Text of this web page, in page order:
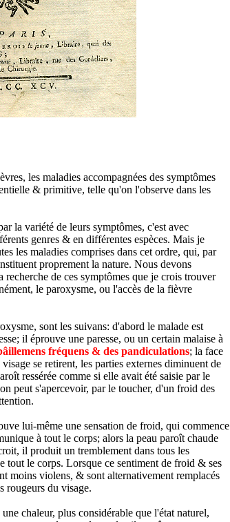
les maladies accompagnées des symptômes
& primitive, telle qu'on l'observe dans les
la variété de leurs symptômes, c'est avec
genres & en différentes espèces. Mais je
les maladies comprises dans cet ordre, qui, par
proprement la nature. Nous devons
de ces symptômes que je crois trouver
le paroxysme, ou l'accès de la fièvre
sont les suivans: d'abord le malade est
il éprouve une paresse, ou un certain malaise à
fréquens & des pandiculations; la face
se retirent, les parties externes diminuent de
ressérée comme si elle avait été saisie par le
peut s'apercevoir, par le toucher, d'un froid des
lui-même une sensation de froid, qui commence
à tout le corps; alors la peau paroît chaude
il produit un tremblement dans tous les
tout le corps. Lorsque ce sentiment de froid & ses
moins violens, & sont alternativement remplacés
rougeurs du visage.
chaleur, plus considérable que l'état naturel,